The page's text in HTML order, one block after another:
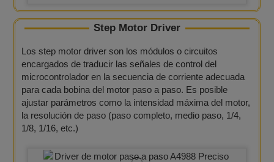
Step Motor Driver​
Los step motor driver son los módulos o circuitos
encargados de traducir las señales de control del
microcontrolador en la secuencia de corriente adecuada
para cada bobina del motor paso a paso. Es posible
ajustar parámetros como la intensidad máxima del motor,
la resolución de paso (paso completo, medio paso, 1/4,
1/8, 1/16, etc.)